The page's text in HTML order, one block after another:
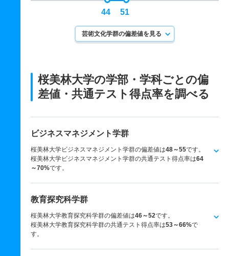
44 51
芸術文化学群の偏差値を見る
桜美林大学の学部・学科ごとの偏
差値・共通テスト得点率を調べる
ビジネスマネジメント学群
桜美林大学ビジネスマネジメント学群の偏差値は48～55です。
桜美林大学ビジネスマネジメント学群の共通テスト得点率は64
～70%です。
教育探究科学群
桜美林大学教育探究科学群の偏差値は46～52です。
桜美林大学教育探究科学群の共通テスト得点率は53～66%で
す。